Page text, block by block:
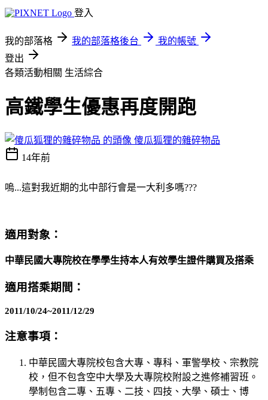
登入
我的部落格 我的部落格後台
我的帳號
登出
各類活動相關 生活綜合
高鐵學生優惠再度開跑
傻瓜狐狸的雜碎物品
14年前
嗚...這對我近期的北中部行會是一大利多嗎???
適用對象：
中華民國大專院校在學學生持本人有效學生證件購買及搭乘
適用搭乘期間：
2011/10/24~2011/12/29
注意事項：
中華民國大專院校包含大專、專科、軍警學校、宗教院
校，但不包含空中大學及大專院校附設之進修補習班。
學制包含二專、五專、二技、四技、大學、碩士、博